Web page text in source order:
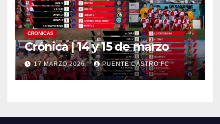
CRONICAS
Crónica | 14 y 15 de marzo
17 MARZO 2026 PUENTE CASTRO FC